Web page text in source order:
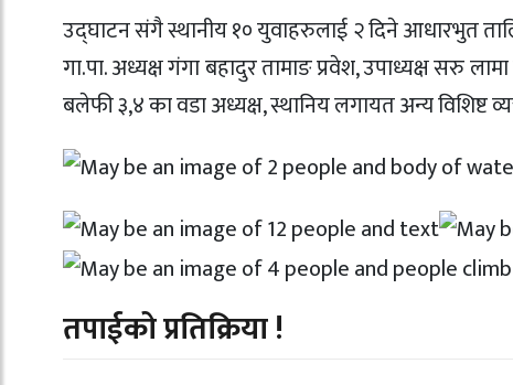
उद्घाटन संगै स्थानीय १० युवाहरुलाई२ दिने आधारभुत
गा.पा. अध्यक्ष गंगा बहादुर तामाङ प्रवेश, उपाध्यक्ष सरु
बलेफी ३,४ का वडा अध्यक्ष, स्थानिय लगायत अन्य विशिष्ट
तपाईको प्रतिक्रिया !